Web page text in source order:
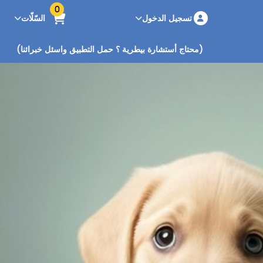
تسجيل الدخول
0
السّلّات
(محتاج أستشارة بيطرية ؟ حمل التطبيق واسئل خبرائنا)